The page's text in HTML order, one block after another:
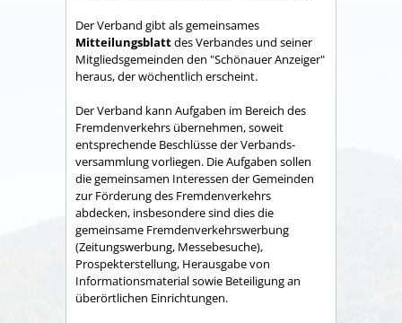
Der Verband gibt als gemeinsames
Mitteilungsblattdes Verbandes und seiner
Mitgliedsgemeinden den "Schönauer Anzeiger"
heraus, der wöchentlich erscheint.
Der Verband kann Aufgaben im Bereich des
Fremdenverkehrs übernehmen, soweit
entsprechende Beschlüsse der Verbands­
versammlung vorliegen. Die Aufgaben sollen
die gemeinsamen Interessen der Gemeinden
zur Förderung des Fremdenverkehrs
abdecken, insbesondere sind dies die
gemeinsame Fremden­verkehrswerbung
(Zeitungswerbung, Messebesuche),
Prospekter­stellung, Herausgabe von
Informationsmaterial sowie Betei­ligung an
überörtlichen Einrichtungen.